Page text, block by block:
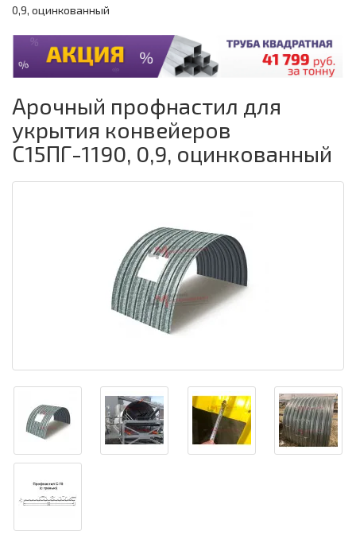
0,9, оцинкованный
Арочный профнастил для
укрытия конвейеров
С15ПГ-1190, 0,9, оцинкованный